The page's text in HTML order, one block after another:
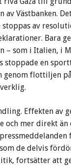
av Västbanken.
av
Bara
– som i Italien, i
stoppade en
genom flottiljen på
Effekten av
och mer direkt än
de delvis
fortsätter att